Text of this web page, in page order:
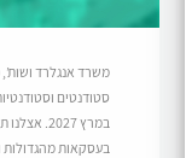
משרד אנגלרד
סטודנטים
במרץ
בעסקאות מהגדולות